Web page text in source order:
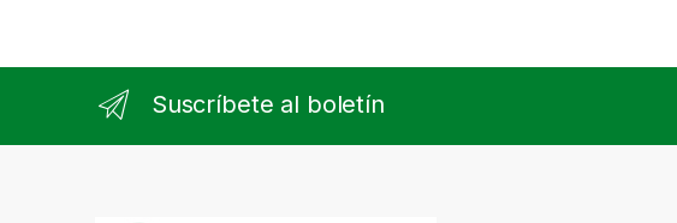
Suscríbete al boletín